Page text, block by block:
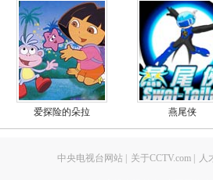
爱探险的朵拉 燕尾侠
中央电视台网站 关于CCTV.com 人